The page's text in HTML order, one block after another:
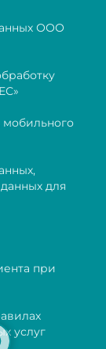
ООО
мобильного
для
при
услуг